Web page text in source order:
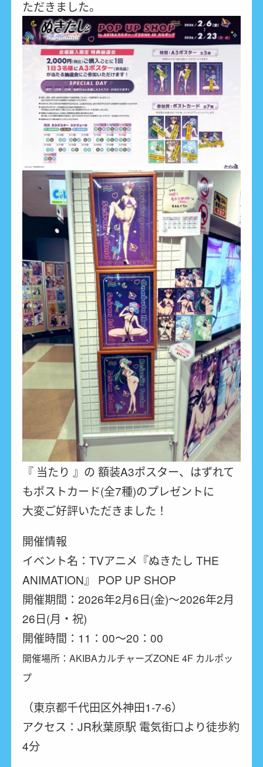
ただきました。
『 当たり 』の 額装A3ポスター、はずれて
もポストカード(全7種)のプレゼントに
大変ご好評いただきました！
開催情報
イベント名：TVアニメ『ぬきたし THE
ANIMATION』 POP UP SHOP
開催期間：2026年2月6日(金)～2026年2月
26日(月・祝)
開催時間：11：00～20：00
開催場所 ：AKIBAカルチャーズZONE 4F カルポッ
プ
（東京都千代田区外神田1-7-6）
アクセス ：JR秋葉原駅 電気街口より徒歩約
4分